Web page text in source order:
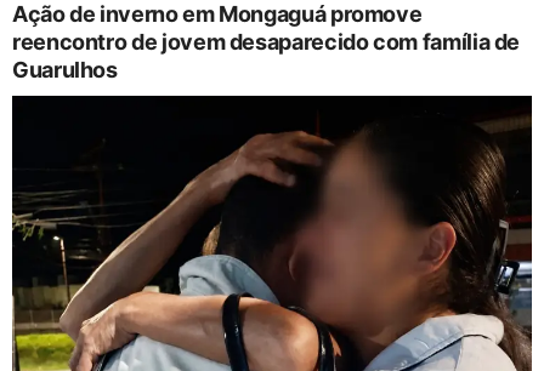
Ação de inverno em Mongaguá promove
reencontro de jovem desaparecido com família de
Guarulhos